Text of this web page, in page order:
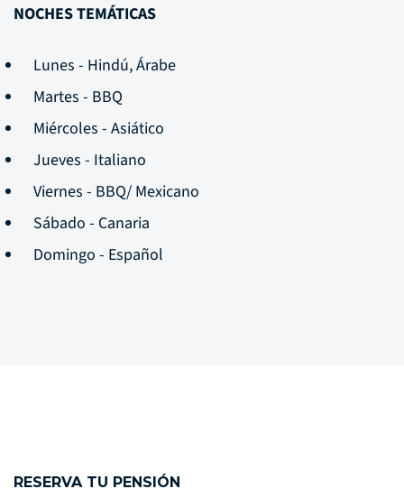
NOCHES TEMÁTICAS
Lunes - Hindú, Árabe
Martes - BBQ
Miércoles - Asiático
Jueves - Italiano
Viernes - BBQ/ Mexicano
Sábado - Canaria
Domingo - Español
RESERVA TU PENSIÓN